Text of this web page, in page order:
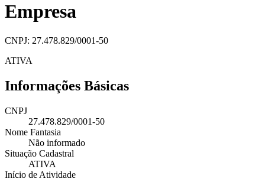
Empresa
CNPJ: 27.478.829/0001-50
ATIVA
Informações Básicas
CNPJ
27.478.829/0001-50
Nome Fantasia
Não informado
Situação Cadastral
ATIVA
Início de Atividade